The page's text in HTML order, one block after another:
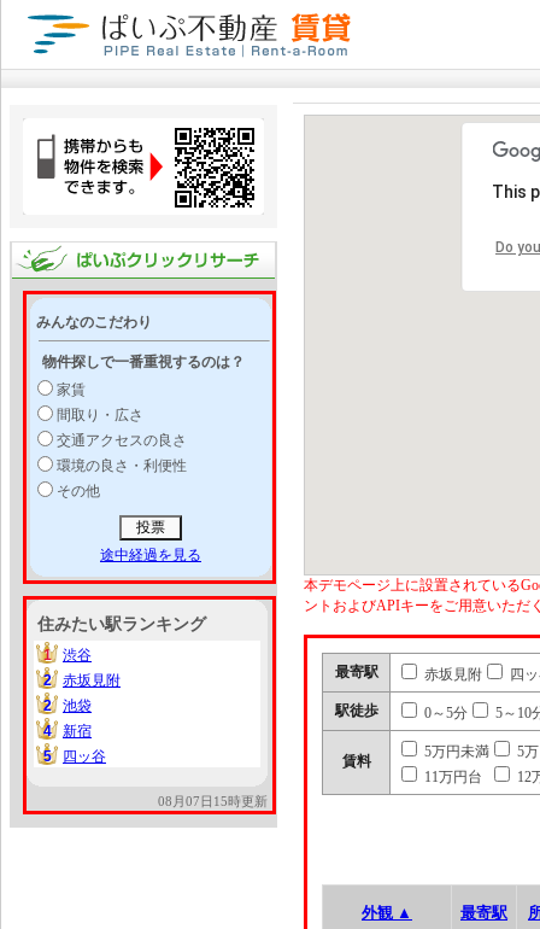
みんなのこだわり
物件探しで一番重視するのは？
家賃
間取り・広さ
交通アクセスの良さ
環境の良さ・利便性
その他
途中経過を見る
住みたい駅ランキング
1
1
渋谷
2
2
赤坂見附
2
2
池袋
4
4
新宿
5
5 四ッ谷
08月07日15時更新
This
Do
本デモページ上に設置されている
ントおよびAPIキーをご用意いただ
最寄駅 赤坂見附 四
駅徒歩 0～5分 5～10
賃料
5万円未満
5
11万円台
12
外観 ▲ 最寄駅